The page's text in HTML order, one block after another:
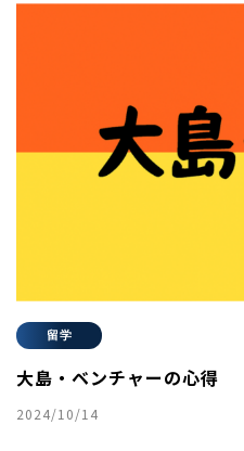
留学
大島・ベンチャーの心得
2024/10/14